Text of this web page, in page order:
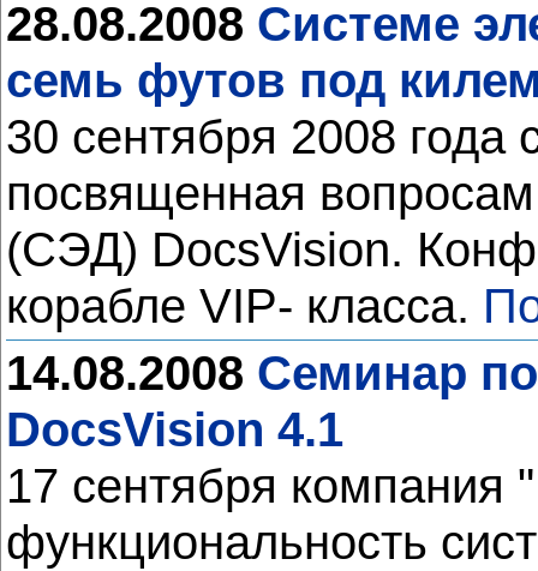
28.08.2008 Системе
семь футов под
30 сентября 2008 года
посвященная
(СЭД) DocsVision.
корабле VIP- классa.
14.08.2008 Семинар
DocsVision 4.1
17 сентября
функциональность